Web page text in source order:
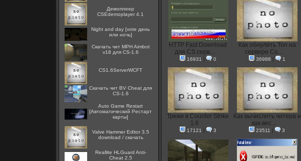
Демоплеер
CSEdemoplayer 4.1
Night and day [vote день
или ночь]
Скачать чит MPH Aimbot
v18 для CS-1.6
CS1.6ServerWCFT
Скачать чит BV Cheat для
CS-1.6
Auto Game Restart
[Автоматический Рестарт
карты]
Valve Hammer Editor 3.5
download / скачать
Reallite HLGuard Anti-
Cheat 2.5
HTTP Fast Download
для CS серв...
16931 | 0
Как обнулить Топ на
сервере Co...
36988 | 1
Трюки в Counter Strike
1.6
17121 | 3
Как вычислить читера и
как вес...
23511 | 3